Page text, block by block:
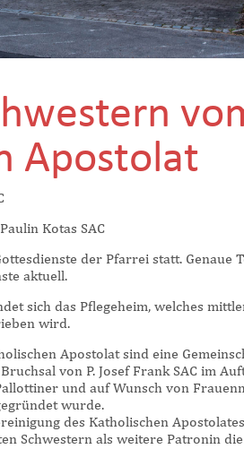
Apostolat
Kotas SAC
der Pfarrei statt. Genaue
aktuell.
sich das Pflegeheim, welches
wird.
Apostolat sind eine
von P. Josef Frank SAC im
und auf Wunsch von
wurde.
des Katholischen
Schwestern als weitere Patronin